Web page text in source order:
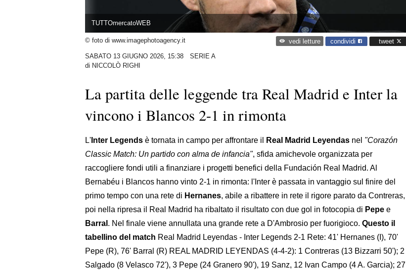
TUTTOmercatoWEB
© foto di www.imagephotoagency.it vedi letture condividi tweet
SABATO 13 GIUGNO 2026, 15:38
SERIE A
di NICCOLÒ RIGHI
La partita delle leggende tra Real Madrid e Inter la
vincono i Blancos 2-1 in rimonta
L' Inter Legends è tornata in campo per affrontare il Real Madrid Leyendas nel "Corazón
Classic Match: Un partido con alma de infancia", sfida amichevole organizzata per
raccogliere fondi utili a finanziare i progetti benefici della Fundación Real Madrid. Al
Bernabéu i Blancos hanno vinto 2-1 in rimonta: l'Inter è passata in vantaggio sul finire del
primo tempo con una rete di Hernanes, abile a ribattere in rete il rigore parato da Contreras,
poi nella ripresa il Real Madrid ha ribaltato il risultato con due gol in fotocopia di Pepe e
Barral . Nel finale viene annullata una grande rete a D'Ambrosio per fuorigioco. Questo il
tabellino del match Real Madrid Leyendas - Inter Legends 2-1 Rete: 41' Hernanes (I), 70'
Pepe (R), 76' Barral (R) REAL MADRID LEYENDAS (4-4-2): 1 Contreras (13 Bizzarri 50'); 2
Salgado (8 Velasco 72'), 3 Pepe (24 Granero 90'), 19 Sanz, 12 Ivan Campo (4 A. Garcia); 27